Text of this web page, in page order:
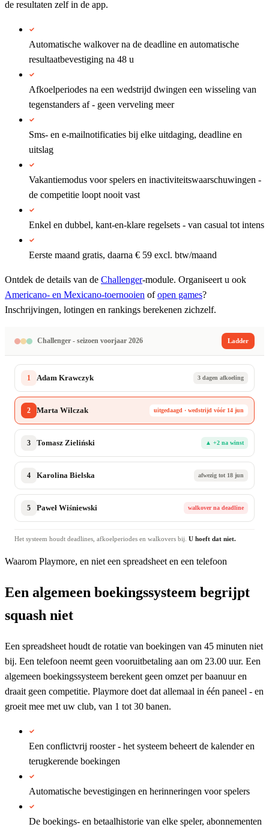
de resultaten zelf in de app.
Automatische walkover na de deadline en automatische
resultaatbevestiging na 48 u
Afkoelperiodes na een wedstrijd dwingen een wisseling van
tegenstanders af - geen verveling meer
Sms- en e-mailnotificaties bij elke uitdaging, deadline en
uitslag
Vakantiemodus voor spelers en inactiviteitswaarschuwingen -
de competitie loopt nooit vast
Enkel en dubbel, kant-en-klare regelsets - van casual tot intens
Eerste maand gratis, daarna € 59 excl. btw/maand
Ontdek de details van de Challenger-module. Organiseert u ook
Americano- en Mexicano-toernooien ofopen games?
Inschrijvingen, lotingen en rankings berekenen zichzelf.
Challenger - seizoen voorjaar 2026 Ladder
1 Adam Krawczyk 3 dagen afkoeling
2 Marta Wilczak uitgedaagd · wedstrijd vóór 14 jun
3 Tomasz Zieliński ▲ +2 na winst
4 Karolina Bielska afwezig tot 18 jun
5 Paweł Wiśniewski walkover na deadline
Het systeem houdt deadlines, afkoelperiodes en walkovers bij. U hoeft dat niet.
Waarom Playmore, en niet een spreadsheet en een telefoon
Een algemeen boekingssysteem begrijpt
squash niet
Een spreadsheet houdt de rotatie van boekingen van 45 minuten niet
bij. Een telefoon neemt geen vooruitbetaling aan om 23.00 uur. Een
algemeen boekingssysteem berekent geen omzet per baanuur en
draait geen competitie. Playmore doet dat allemaal in één paneel - en
groeit mee met uw club, van 1 tot 30 banen.
Een conflictvrij rooster - het systeem beheert de kalender en
terugkerende boekingen
Automatische bevestigingen en herinneringen voor spelers
De boekings- en betaalhistorie van elke speler, abonnementen